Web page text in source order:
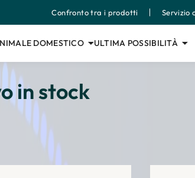
Confronto tra i prodotti Servizio
DOMESTICO ULTIMA POSSIBILITÀ
in stock